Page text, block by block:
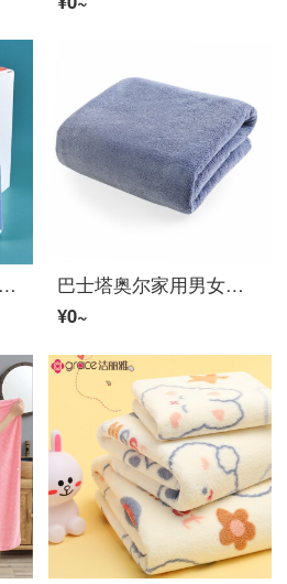
【2枚入り】ネット上の赤い色のバスタオルの女性家庭用は、吸水速乾で毛が抜けにくい大きなタオルカップルのバスタオル酒の赤潮girl+青い乳凶boyを着ることができます【2枚入り】
巴士塔奥尔家用男女比纯哥顿全科顿吸水速乾容易掉毛可纏身体児童大塔奥尔深灰色160*80 cm大款
¥0~